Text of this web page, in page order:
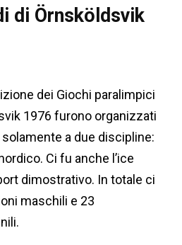
di Örnsköldsvik
dei Giochi paralimpici
1976 furono organizzati
a due discipline:
Ci fu anche l’ice
dimostrativo. In totale ci
maschili e 23